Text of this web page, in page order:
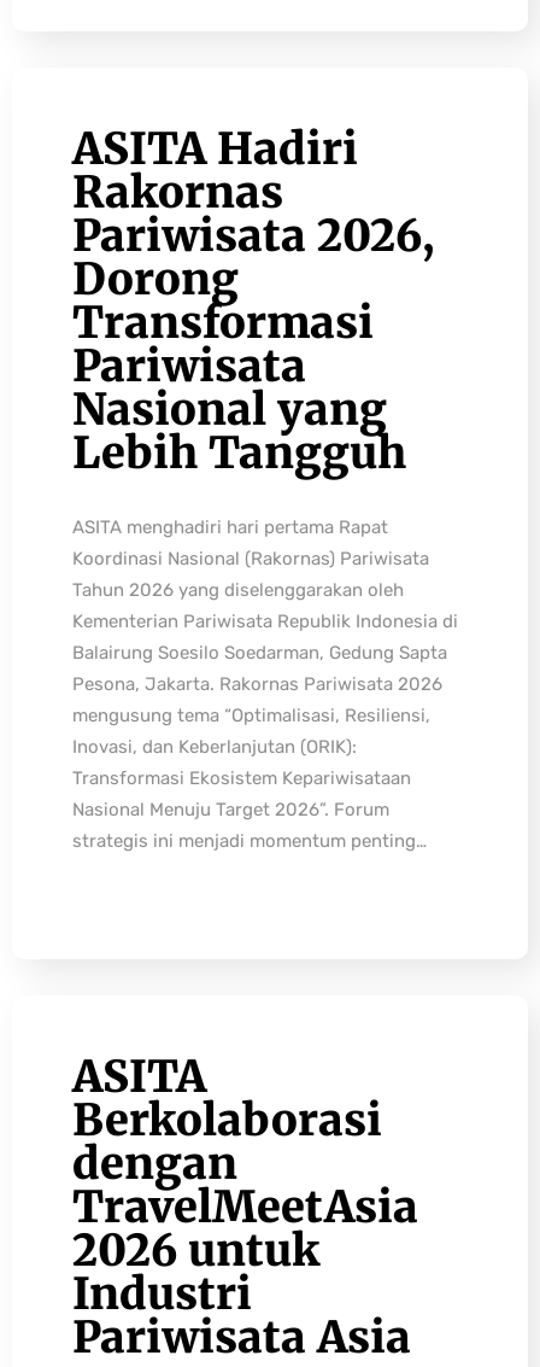
ASITA Hadiri
Rakornas
Pariwisata 2026,
Dorong
Transformasi
Pariwisata
Nasional yang
Lebih Tangguh
ASITA menghadiri hari pertama Rapat
Koordinasi Nasional (Rakornas) Pariwisata
Tahun 2026 yang diselenggarakan oleh
Kementerian Pariwisata Republik Indonesia di
Balairung Soesilo Soedarman, Gedung Sapta
Pesona, Jakarta. Rakornas Pariwisata 2026
mengusung tema “Optimalisasi, Resiliensi,
Inovasi, dan Keberlanjutan (ORIK):
Transformasi Ekosistem Kepariwisataan
Nasional Menuju Target 2026”. Forum
strategis ini menjadi momentum penting…
ASITA
Berkolaborasi
dengan
TravelMeetAsia
2026 untuk
Industri
Pariwisata Asia